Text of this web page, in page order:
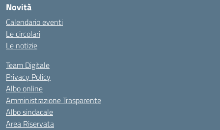
Novità
Calendario eventi
Le circolari
Le notizie
Team Digitale
Privacy Policy
Albo online
Amministrazione Trasparente
Albo sindacale
Area Riservata